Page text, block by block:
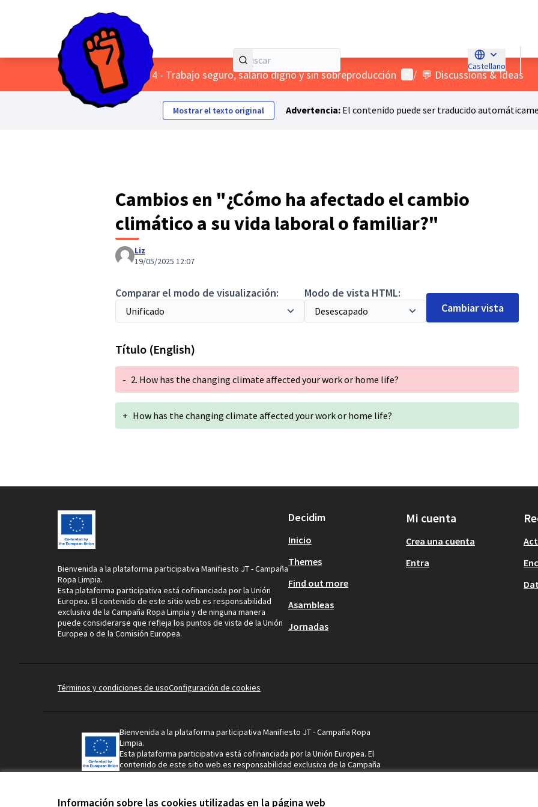
Información sobre las cookies utilizadas en la página web
Castellano
Choose language
Inicio Menú principal
/ Themes 4 - Trabajo seguro, salario digno y sin sobreproducción Menú de usuario
/ 💬 Discussions & Ideas
Mostrar el texto original Advertencia:El contenido puede ser traducido
Cambios en "¿Cómo ha afectado el cambio
climático a su vida laboral o familiar?"
Liz
19/05/2025 12:07
Comparar el modo de visualización:
Modo de vista HTML:
Cambiar vista
Título (English)
- 2. How has the changing climate affected your work or home life?
+ How has the changing climate affected your work or home life?
Bienvenida a la plataforma participativa Manifiesto JT - Campaña
Ropa Limpia.
Esta plataforma participativa está cofinanciada por la Unión
Europea. El contenido de este sitio web es responsabilidad
exclusiva de la Campaña Ropa Limpia y de ninguna manera
puede considerarse que refleja los puntos de vista de la Unión
Europea o de la Comisión Europea.
Decidim
Inicio
Themes
Find out more
Asambleas
Jornadas
Mi cuenta
Crea una cuenta
Entra
Términos y condiciones de usoConfiguración de cookies
Bienvenida a la plataforma participativa Manifiesto JT - Campaña Ropa
Limpia.
Esta plataforma participativa está cofinanciada por la Unión Europea. El
contenido de este sitio web es responsabilidad exclusiva de la Campaña
Ropa Limpia y de ninguna manera puede considerarse que refleja los